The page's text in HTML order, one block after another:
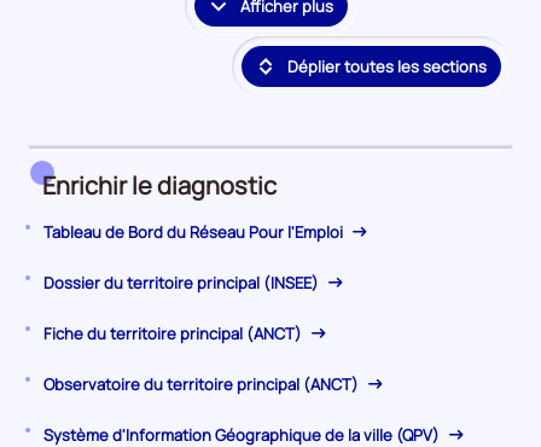
Afficher plus
le
détail
des
accès
à
l'emploi
Déplier toutes les sections
Enrichir le diagnostic
Tableau de Bord du Réseau Pour l'Emploi
Dossier du territoire principal (INSEE)
Fiche du territoire principal (ANCT)
Observatoire du territoire principal (ANCT)
Système d'Information Géographique de la ville (QPV)